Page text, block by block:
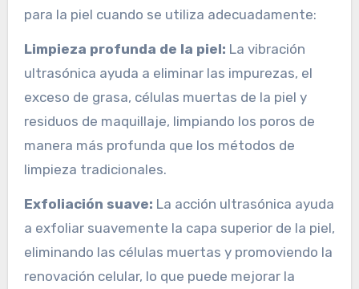
para la piel cuando se utiliza adecuadamente:
Limpieza profunda de la piel: La vibración
ultrasónica ayuda a eliminar las impurezas, el
exceso de grasa, células muertas de la piel y
residuos de maquillaje, limpiando los poros de
manera más profunda que los métodos de
limpieza tradicionales.
Exfoliación suave: La acción ultrasónica ayuda
a exfoliar suavemente la capa superior de la piel,
eliminando las células muertas y promoviendo la
renovación celular, lo que puede mejorar la